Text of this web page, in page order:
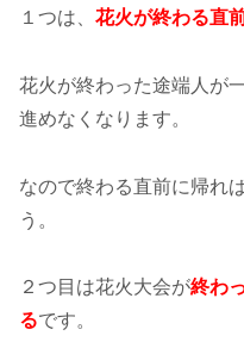
１つは、 花火が終わる直
花火が終わった途端人が
進めなくなります。
なので終わる直前に帰れ
う。
２つ目は花火大会が終わ
るです。